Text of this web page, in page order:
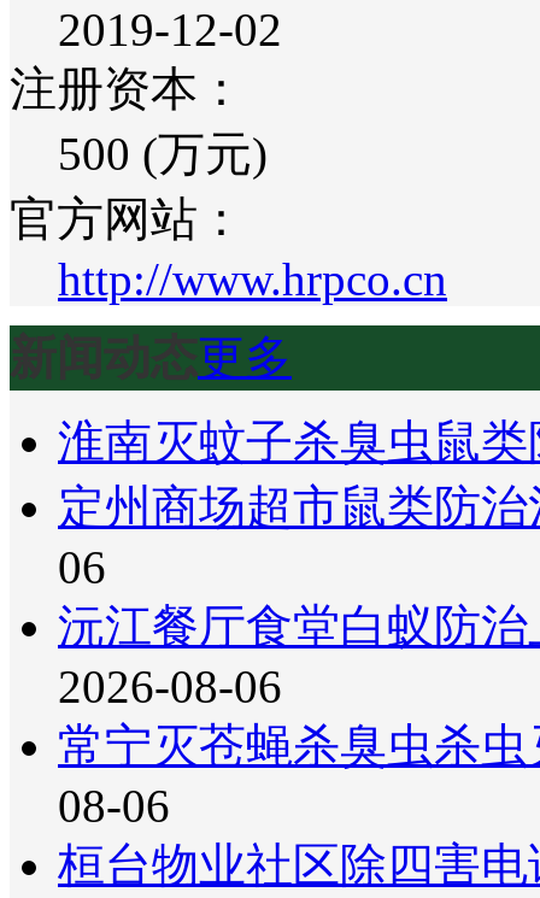
2019-12-02
注册资本：
500 (万元)
官方网站：
http://www.hrpco.cn
新闻动态更多
淮南灭蚊子杀臭虫鼠
定州商场超市鼠类防
06
沅江餐厅食堂白蚁防
2026-08-06
常宁灭苍蝇杀臭虫杀
08-06
桓台物业社区除四害